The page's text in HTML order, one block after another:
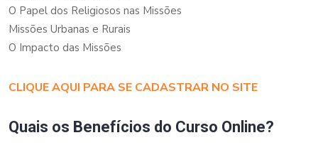
O Papel dos Religiosos nas Missões
Missões Urbanas e Rurais
O Impacto das Missões
CLIQUE AQUI PARA SE CADASTRAR NO SITE
Quais os Benefícios do Curso Online?